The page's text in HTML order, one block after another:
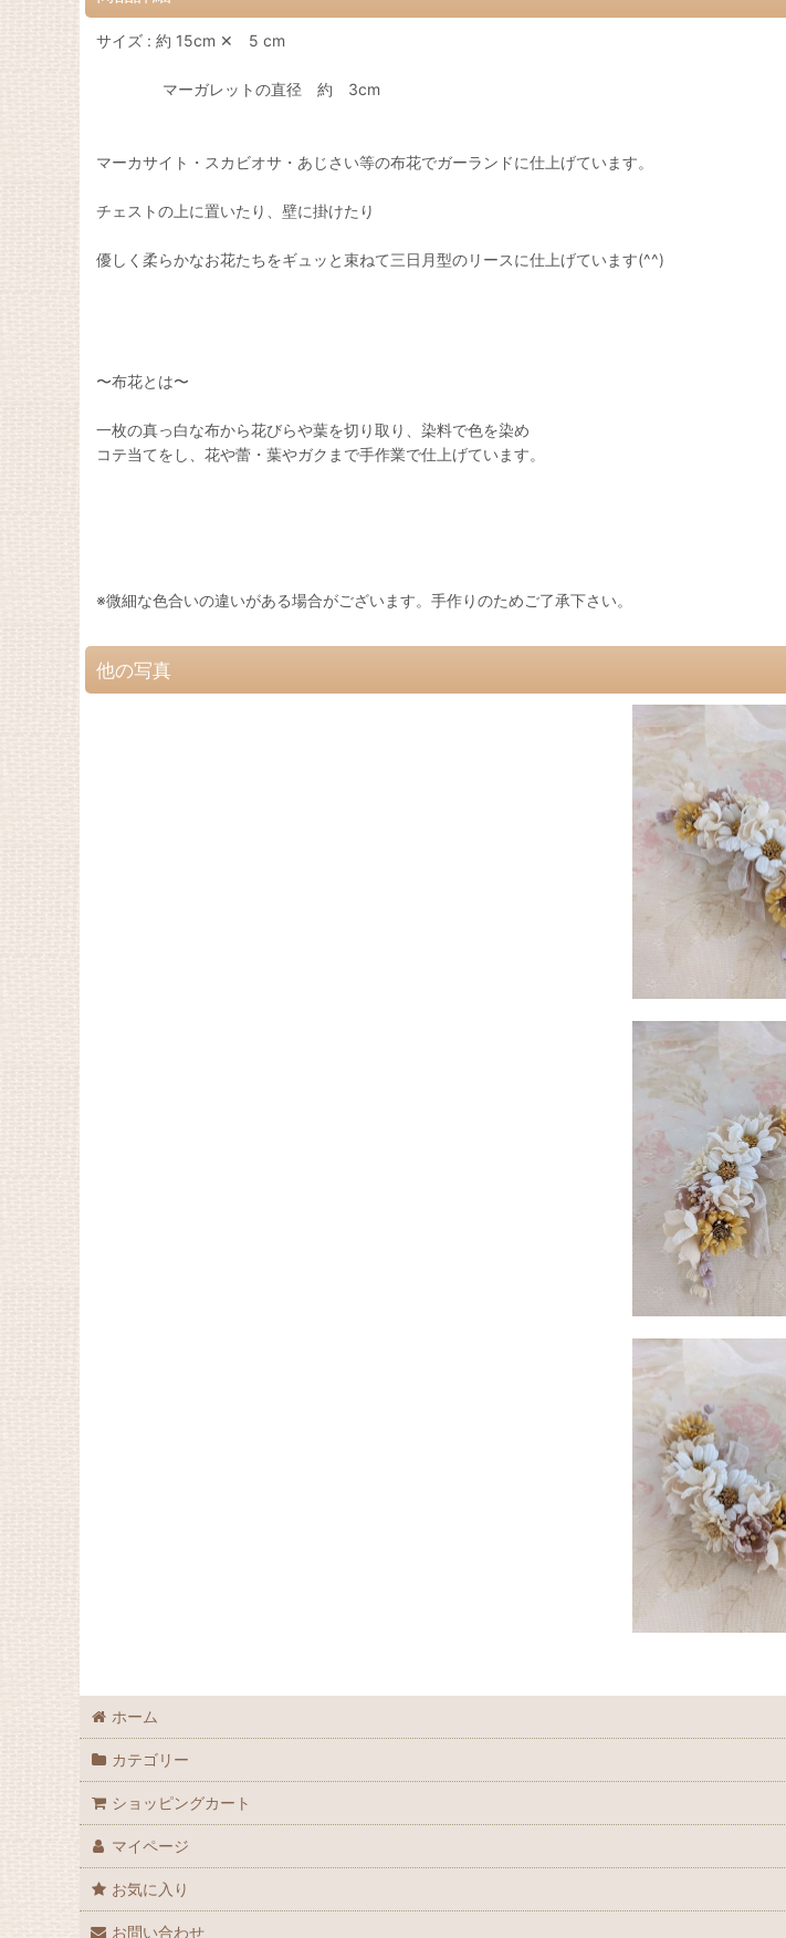
サイズ : 約 15cm ✕ 5 cm
マーガレットの直径 約 3cm
マーカサイト・スカビオサ・あじさい等の布花でガーランドに仕上げています。
チェストの上に置いたり、壁に掛けたり
優しく柔らかなお花たちをギュッと束ねて三日月型のリースに仕上げています(^^)
〜布花とは〜
一枚の真っ白な布から花びらや葉を切り取り、染料で色を染め
コテ当てをし、花や蕾・葉やガクまで手作業で仕上げています。
※微細な色合いの違いがある場合がございます。手作りのためご了承下さい。
他の写真
ホーム
カテゴリー
ショッピングカート
マイページ
お気に入り
お問い合わせ